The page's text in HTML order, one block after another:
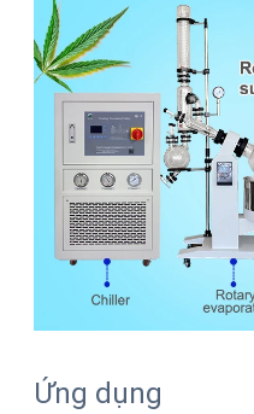
Ứng dụng